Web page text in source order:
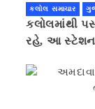
કલોલ સમાચાર
કલોલમાંથી
રહે, આ